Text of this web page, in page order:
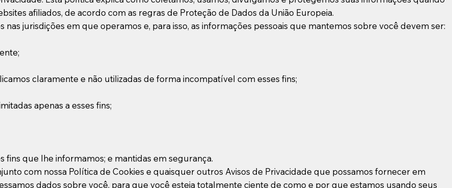
afiliados, de acordo com as regras de Proteção de Dados da União Europeia.
jurisdições em que operamos e, para isso, as informações pessoais que mantemos sobre você devem ser:
claramente e não utilizadas de forma incompatível com esses fins;
apenas a esses fins;
fins que lhe informamos; e mantidas em segurança.
com nossa Política de Cookies e quaisquer outros Avisos de Privacidade que possamos fornecer em
dados sobre você, para que você esteja totalmente ciente de como e por que estamos usando seus